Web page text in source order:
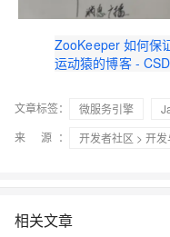
ZooKeeper 如何保
运动猿的博客 -
文章标签： 微服务引擎
来 源：
开发者社区 > 开发
相关文章